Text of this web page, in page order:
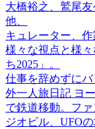
大橋裕之、鷲尾友
他、
キュレーター、
様々な視点と様
ち2025」。
仕事を辞めずに
外一人旅日記 ヨ
で鉄道移動。フ
ジオビル、UFO